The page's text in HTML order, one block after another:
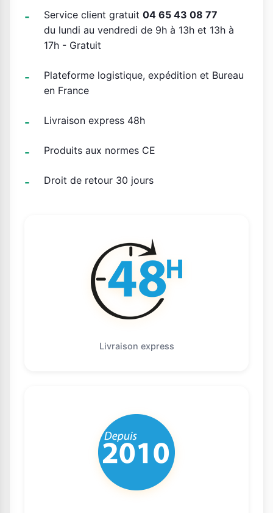
Service client gratuit 04 65 43 08 77
du lundi au vendredi de 9h à 13h et 13h à
17h - Gratuit
Plateforme logistique, expédition et Bureau
en France
Livraison express 48h
Produits aux normes CE
Droit de retour 30 jours
Livraison express